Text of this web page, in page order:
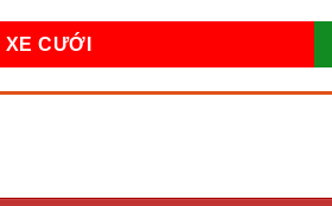
XE CƯỚI